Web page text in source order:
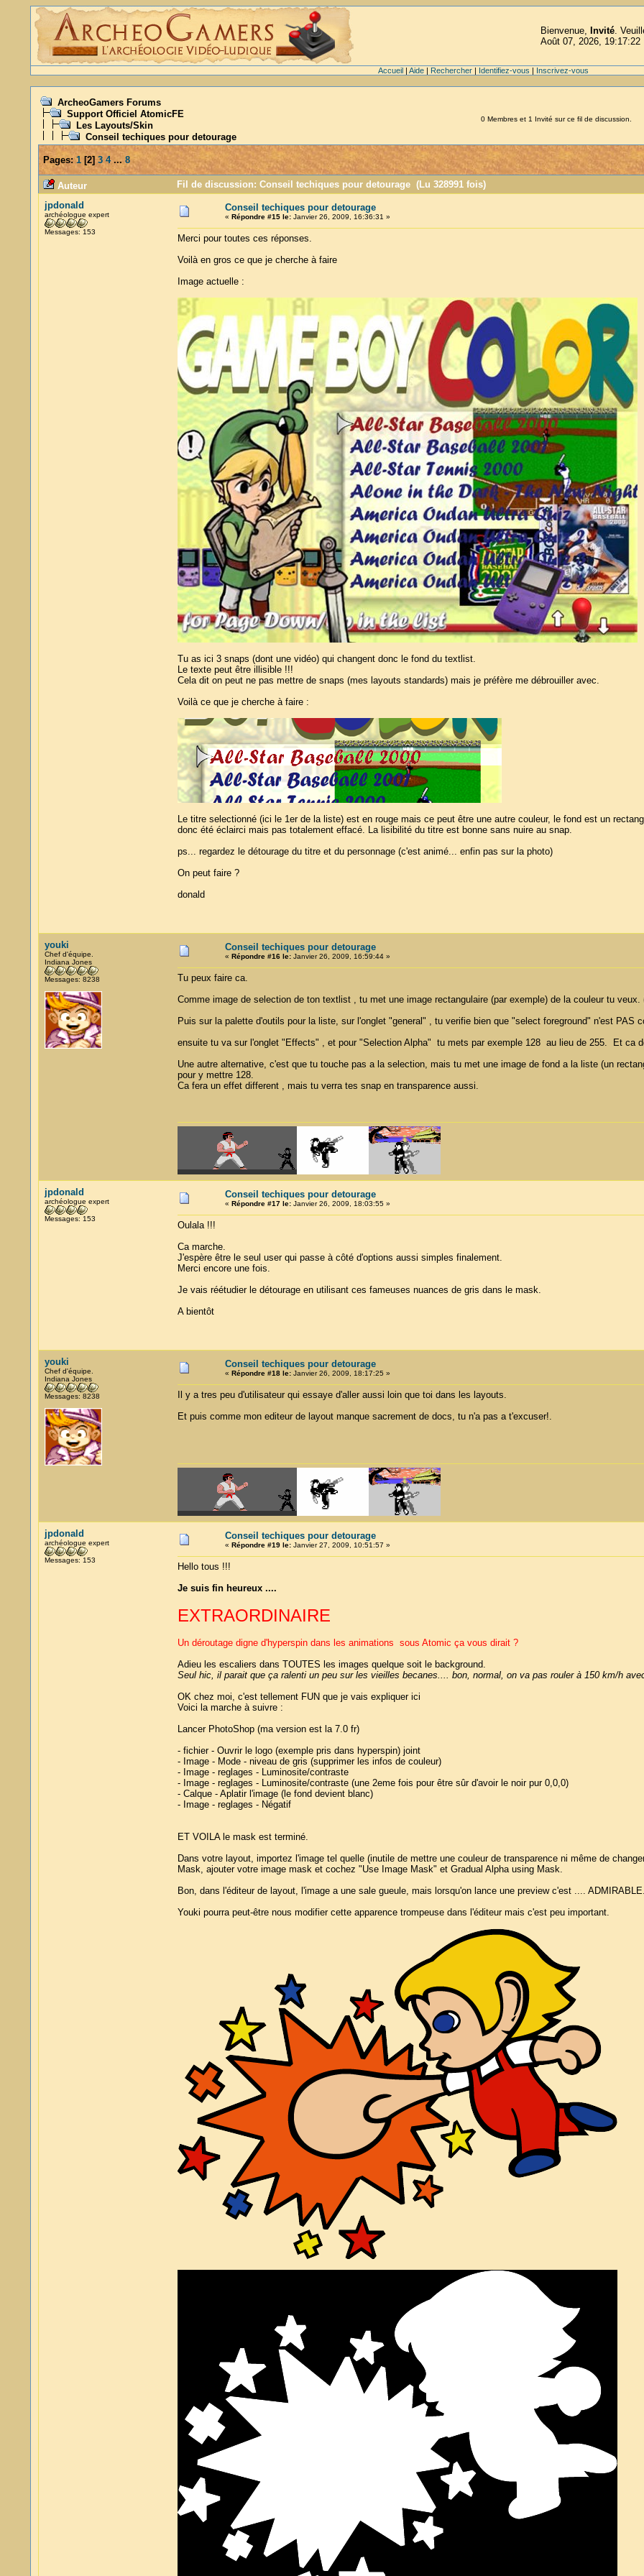
Bienvenue, Invité.
Août 07, 2026, 19:17:22
Accueil| Aide| Rechercher| Identifiez-vous | Inscrivez-vous
ArcheoGamers Forums
Support Officiel AtomicFE
Les Layouts/Skin
Conseil techiques pour detourage
0 Membres et 1 Invité sur ce fil de discussion.
Pages: 1[2]3 4 ... 8
Auteur
Fil de discussion: Conseil techiques pour detourage (Lu 328991 fois)
jpdonald
archéologue expert
Messages: 153
Conseil techiques pour detourage
« Répondre #15 le:Janvier 26, 2009, 16:36:31 »
Merci pour toutes ces réponses.
Voilà en gros ce que je cherche à faire
Image actuelle :
Tu as ici 3 snaps (dont une vidéo) qui changent donc le fond du textlist.
Le texte peut être illisible !!!
Cela dit on peut ne pas mettre de snaps (mes layouts standards) mais je préfère me débrouiller avec.
Voilà ce que je cherche à faire :
Le titre selectionné (ici le 1er de la liste) est en rouge mais ce peut être une autre couleur, le fond est un
donc été éclairci mais pas totalement effacé. La lisibilité du titre est bonne sans nuire au snap.
ps... regardez le détourage du titre et du personnage (c'est animé... enfin pas sur la photo)
On peut faire ?
donald
youki
Chef d'équipe.
Indiana Jones
Messages: 8238
Conseil techiques pour detourage
« Répondre #16 le:Janvier 26, 2009, 16:59:44 »
Tu peux faire ca.
Comme image de selection de ton textlist , tu met une image rectangulaire (par exemple) de la couleur tu veux.
Puis sur la palette d'outils pour la liste, sur l'onglet "general" , tu verifie bien que "select foreground" n'est PAS
ensuite tu va sur l'onglet "Effects" , et pour "Selection Alpha" tu mets par exemple 128 au lieu de 255. Et ca
Une autre alternative, c'est que tu touche pas a la selection, mais tu met une image de fond a la liste (un
pour y mettre 128.
Ca fera un effet different , mais tu verra tes snap en transparence aussi.
jpdonald
archéologue expert
Messages: 153
Conseil techiques pour detourage
« Répondre #17 le:Janvier 26, 2009, 18:03:55 »
Oulala !!!
Ca marche.
J'espère être le seul user qui passe à côté d'options aussi simples finalement.
Merci encore une fois.
Je vais réétudier le détourage en utilisant ces fameuses nuances de gris dans le mask.
A bientôt
youki
Chef d'équipe.
Indiana Jones
Messages: 8238
Conseil techiques pour detourage
« Répondre #18 le:Janvier 26, 2009, 18:17:25 »
Il y a tres peu d'utilisateur qui essaye d'aller aussi loin que toi dans les layouts.
Et puis comme mon editeur de layout manque sacrement de docs, tu n'a pas a t'excuser!.
jpdonald
archéologue expert
Messages: 153
Conseil techiques pour detourage
« Répondre #19 le:Janvier 27, 2009, 10:51:57 »
Hello tous !!!
Je suis fin heureux ....
EXTRAORDINAIRE
Un déroutage digne d'hyperspin dans les animations sous Atomic ça vous dirait ?
Adieu les escaliers dans TOUTES les images quelque soit le background.
Seul hic, il parait que ça ralenti un peu sur les vieilles becanes.... bon, normal, on va pas rouler à 150 km/h
OK chez moi, c'est tellement FUN que je vais expliquer ici
Voici la marche à suivre :
Lancer PhotoShop (ma version est la 7.0 fr)
- fichier - Ouvrir le logo (exemple pris dans hyperspin) joint
- Image - Mode - niveau de gris (supprimer les infos de couleur)
- Image - reglages - Luminosite/contraste
- Image - reglages - Luminosite/contraste (une 2eme fois pour être sûr d'avoir le noir pur 0,0,0)
- Calque - Aplatir l'image (le fond devient blanc)
- Image - reglages - Négatif
ET VOILA le mask est terminé.
Dans votre layout, importez l'image tel quelle (inutile de mettre une couleur de transparence ni même de
Mask, ajouter votre image mask et cochez "Use Image Mask" et Gradual Alpha using Mask.
Bon, dans l'éditeur de layout, l'image a une sale gueule, mais lorsqu'on lance une preview c'est .... ADMIRABLE.
Youki pourra peut-être nous modifier cette apparence trompeuse dans l'éditeur mais c'est peu important.